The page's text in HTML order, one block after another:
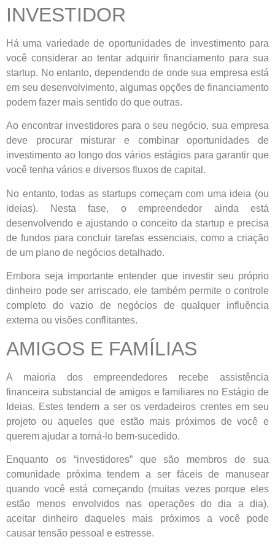
INVESTIDOR
Há uma variedade de oportunidades de investimento para
você considerar ao tentar adquirir financiamento para sua
startup. No entanto, dependendo de onde sua empresa está
em seu desenvolvimento, algumas opções de financiamento
podem fazer mais sentido do que outras.
Ao encontrar investidores para o seu negócio, sua empresa
deve procurar misturar e combinar oportunidades de
investimento ao longo dos vários estágios para garantir que
você tenha vários e diversos fluxos de capital.
No entanto, todas as startups começam com uma ideia (ou
ideias). Nesta fase, o empreendedor ainda está
desenvolvendo e ajustando o conceito da startup e precisa
de fundos para concluir tarefas essenciais, como a criação
de um plano de negócios detalhado.
Embora seja importante entender que investir seu próprio
dinheiro pode ser arriscado, ele também permite o controle
completo do vazio de negócios de qualquer influência
externa ou visões conflitantes.
AMIGOS E FAMÍLIAS
A maioria dos empreendedores recebe assistência
financeira substancial de amigos e familiares no Estágio de
Ideias. Estes tendem a ser os verdadeiros crentes em seu
projeto ou aqueles que estão mais próximos de você e
querem ajudar a torná-lo bem-sucedido.
Enquanto os “investidores” que são membros de sua
comunidade próxima tendem a ser fáceis de manusear
quando você está começando (muitas vezes porque eles
estão menos envolvidos nas operações do dia a dia),
aceitar dinheiro daqueles mais próximos a você pode
causar tensão pessoal e estresse.